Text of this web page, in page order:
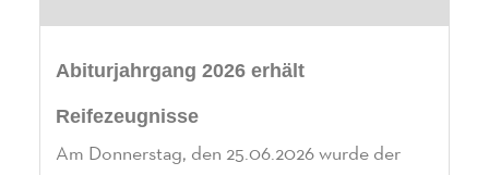
Abiturjahrgang 2026 erhält
Reifezeugnisse
Am Donnerstag, den 25.06.2026 wurde der